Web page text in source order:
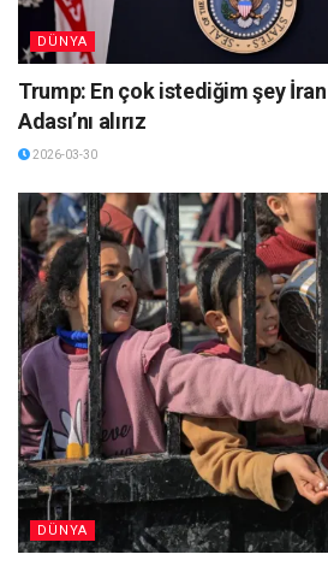
DÜNYA
Trump: En çok istediğim şey
Adası’nı alırız
2026-03-30
DÜNYA